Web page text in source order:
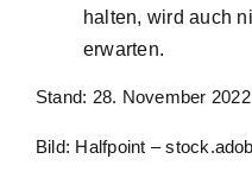
halten, wird auch
erwarten.
Stand: 28. November 2022
Bild: Halfpoint –